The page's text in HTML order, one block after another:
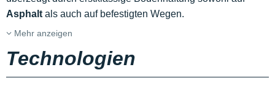
Asphalt als auch auf befestigten Wegen.
Mehr anzeigen
Technologien